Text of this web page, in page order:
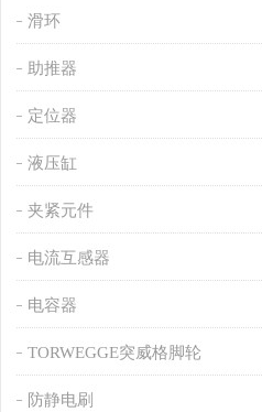
滑环
助推器
定位器
液压缸
夹紧元件
电流互感器
电容器
TORWEGGE突威格脚轮
防静电刷